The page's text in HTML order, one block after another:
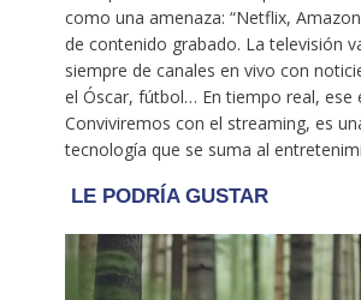
como una amenaza: “Netflix,
de contenido grabado. La televisión
siempre de canales en vivo con
el Óscar, fútbol… En tiempo real, ese
Conviviremos con el streaming, es
tecnología que se suma al